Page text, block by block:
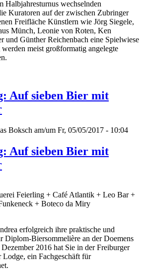
Halbjahresturnus wechselnden
Kuratoren auf der zwischen Zubringer
Freifläche Künstlern wie Jörg Siegele,
Münch, Leonie von Roten, Ken
und Günther Reichenbach eine Spielwiese
meist großformatig angelegte
Auf sieben Bier mit
Boksch am/um Fr, 05/05/2017 - 10:04
Auf sieben Bier mit
Feierling + Café Atlantik + Leo Bar +
+ Boteco da Miry
erfolgreich ihre praktische und
Diplom-Biersommelière an der Doemens
2016 hat Sie in der Freiburger
Lodge, ein Fachgeschäft für